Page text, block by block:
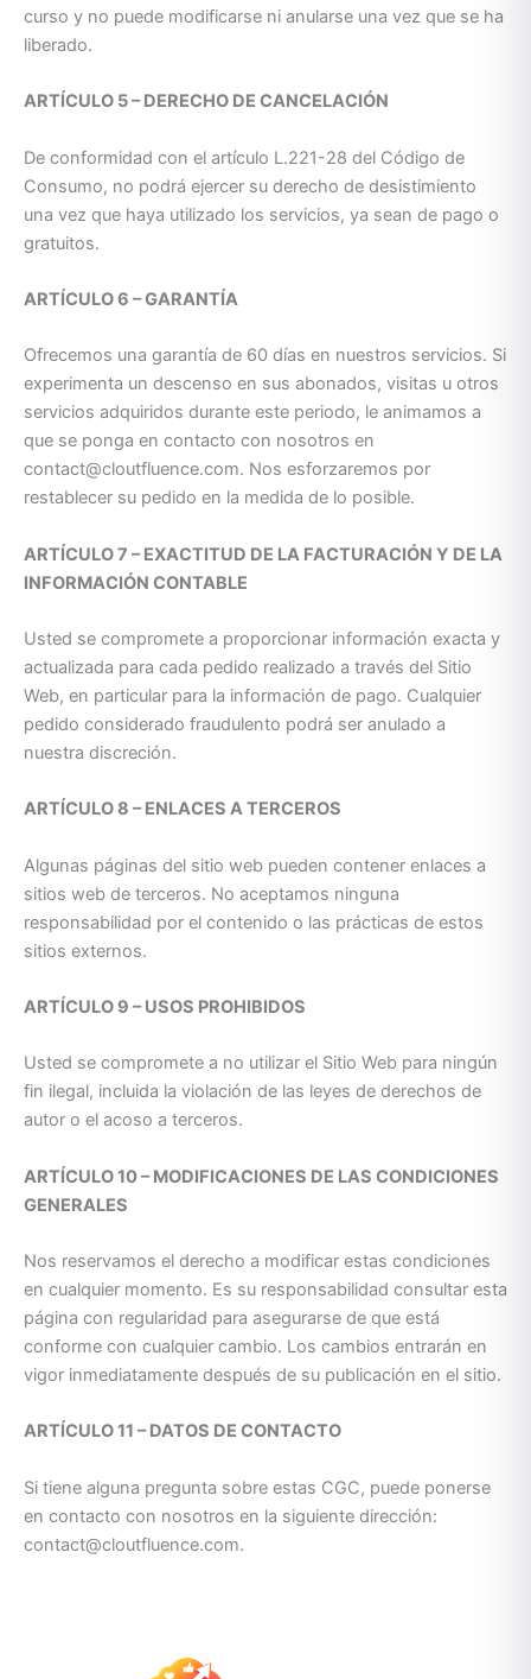
curso y no puede modificarse ni anularse una vez que se ha
liberado.
ARTÍCULO 5 – DERECHO DE CANCELACIÓN
De conformidad con el artículo L.221-28 del Código de
Consumo, no podrá ejercer su derecho de desistimiento
una vez que haya utilizado los servicios, ya sean de pago o
gratuitos.
ARTÍCULO 6 – GARANTÍA
Ofrecemos una garantía de 60 días en nuestros servicios. Si
experimenta un descenso en sus abonados, visitas u otros
servicios adquiridos durante este periodo, le animamos a
que se ponga en contacto con nosotros en
contact@cloutfluence.com. Nos esforzaremos por
restablecer su pedido en la medida de lo posible.
ARTÍCULO 7 – EXACTITUD DE LA FACTURACIÓN Y DE LA
INFORMACIÓN CONTABLE
Usted se compromete a proporcionar información exacta y
actualizada para cada pedido realizado a través del Sitio
Web, en particular para la información de pago. Cualquier
pedido considerado fraudulento podrá ser anulado a
nuestra discreción.
ARTÍCULO 8 – ENLACES A TERCEROS
Algunas páginas del sitio web pueden contener enlaces a
sitios web de terceros. No aceptamos ninguna
responsabilidad por el contenido o las prácticas de estos
sitios externos.
ARTÍCULO 9 – USOS PROHIBIDOS
Usted se compromete a no utilizar el Sitio Web para ningún
fin ilegal, incluida la violación de las leyes de derechos de
autor o el acoso a terceros.
ARTÍCULO 10 – MODIFICACIONES DE LAS CONDICIONES
GENERALES
Nos reservamos el derecho a modificar estas condiciones
en cualquier momento. Es su responsabilidad consultar esta
página con regularidad para asegurarse de que está
conforme con cualquier cambio. Los cambios entrarán en
vigor inmediatamente después de su publicación en el sitio.
ARTÍCULO 11 – DATOS DE CONTACTO
Si tiene alguna pregunta sobre estas CGC, puede ponerse
en contacto con nosotros en la siguiente dirección:
contact@cloutfluence.com.